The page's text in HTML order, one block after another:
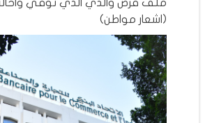
ملف قرض والدي الذي توفي
(اشعار مواطن)